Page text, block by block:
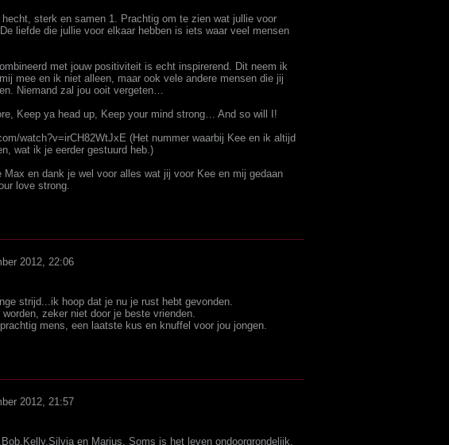
sterk en samen 1. Prachtig om te zien wat jullie voor
liefde die jullie voor elkaar hebben is iets waar veel mensen
met jouw positiviteit is echt inspirerend. Dit neem ik
mee en ik niet alleen, maar ook vele andere mensen die jij
Niemand zal jou ooit vergeten…
Keep ya head up, Keep your mind strong… And so will I!
watch?v=irCH82WtJxE (Het nummer waarbij Kee en ik altijd
wat ik je eerder gestuurd heb.)
Max en dank je wel voor alles wat jij voor Kee en mij gedaan
love strong.
2012, 22:06
strijd...ik hoop dat je nu je rust hebt gevonden.
zeker niet door je beste vrienden.
mens, een laatste kus en knuffel voor jou jongen.
2012, 21:57
en Marius. Soms is het leven ondoorgrondelijk.